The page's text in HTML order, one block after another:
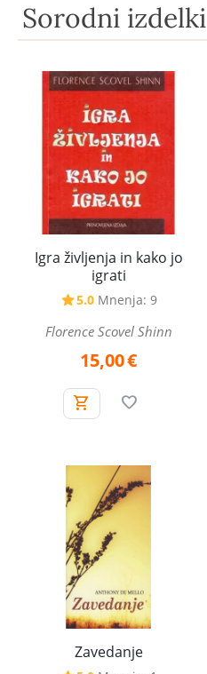
Sorodni izdelki
Igra življenja in kako jo
igrati
5.0 Mnenja: 9
Florence Scovel Shinn
15,00€
Zavedanje